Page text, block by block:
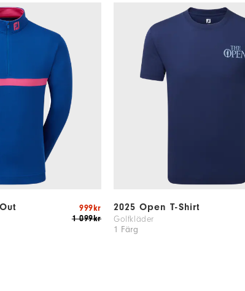
1 099kr
999kr 2025 Open T-Shirt
Golfkläder
1 Färg